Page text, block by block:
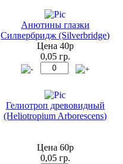
Анютины глазки
Силвербридж (Silverbridge)
Цена 40р
0,05 гр.
Гелиотроп древовидный
(Heliotropium Arborescens)
Цена 60р
0,05 гр.